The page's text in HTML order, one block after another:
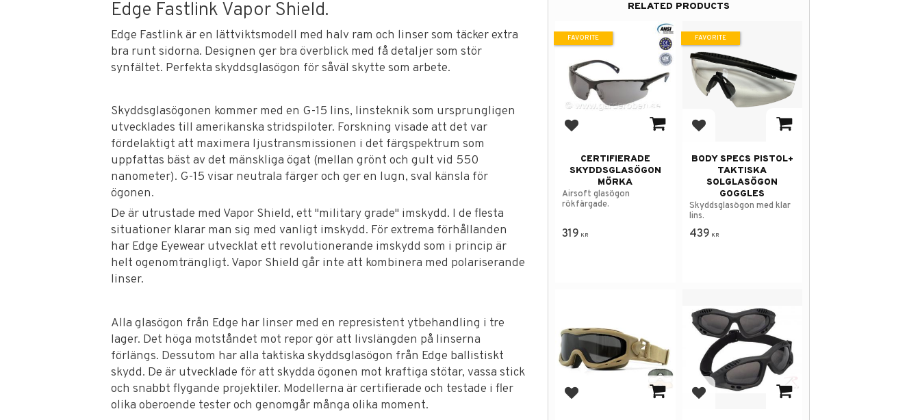
Edge Fastlink Vapor Shield.
Edge Fastlink är en lättviktsmodell med halv ram och linser som täcker extra
bra runt sidorna. Designen ger bra överblick med få detaljer som stör
synfältet. Perfekta skyddsglasögon för såväl skytte som arbete.
Skyddsglasögonen kommer med en G-15 lins, linsteknik som ursprungligen
utvecklades till amerikanska stridspiloter. Forskning visade att det var
fördelaktigt att maximera ljustransmissionen i det färgspektrum som
uppfattas bäst av det mänskliga ögat (mellan grönt och gult vid 550
nanometer). G-15 visar neutrala färger och ger en lugn, sval känsla för
ögonen.
De är utrustade med Vapor Shield, ett "military grade" imskydd. I de flesta
situationer klarar man sig med vanligt imskydd. För extrema förhållanden
har Edge Eyewear utvecklat ett revolutionerande imskydd som i princip är
helt ogenomträngligt. Vapor Shield går inte att kombinera med polariserande
linser.
Alla glasögon från Edge har linser med en represistent ytbehandling i tre
lager. Det höga motståndet mot repor gör att livslängden på linserna
förlängs. Dessutom har alla taktiska skyddsglasögon från Edge ballistiskt
skydd. De är utvecklade för att skydda ögonen mot kraftiga stötar, vassa stick
och snabbt flygande projektiler. Modellerna är certifierade och testade i fler
olika oberoende tester och genomgår många olika moment.
RELATED PRODUCTS
Add to favorites
CERTIFIERADE
SKYDDSGLASÖGON
MÖRKA
Airsoft glasögon
rökfärgade.
319 KR
FAVORITE
Add to favorites
BODY SPECS PISTOL+
TAKTISKA
SOLGLASÖGON
GOGGLES
Skyddsglasögon med klar
lins.
439 KR
FAVORITE
Add to favorites Add to favorites